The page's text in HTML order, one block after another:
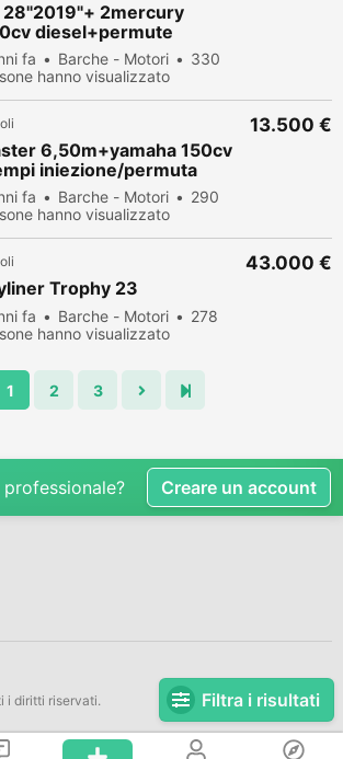
Filtra i risultati
28"2019"+ 2mercury
diesel+permute
fa Barche - Motori
330
hanno visualizzato
6,50m+yamaha 150cv
iniezione/permuta
fa Barche - Motori
290
hanno visualizzato
13.500 €
Trophy 23
fa Barche - Motori
278
hanno visualizzato
43.000 €
1 2 3
Creare un account
i diritti riservati.